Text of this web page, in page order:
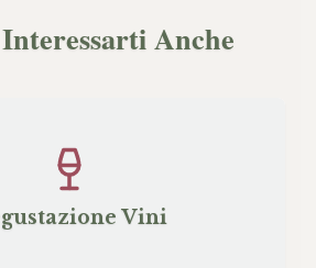
Anche
Vini